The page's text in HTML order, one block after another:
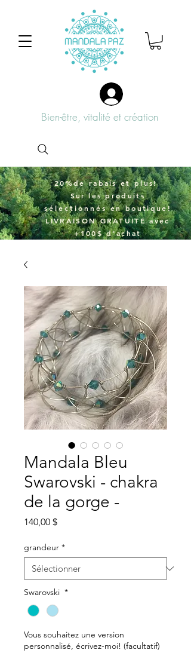
Bien-être, vitalité et création
20%de rabais et plus!
Surles produits
sélectionnésen boutique!
LIVRAISON GRATUITE avec
+100$ d'achat
Mandala Bleu
Swarovski - chakra
de la gorge -
140,00 $Prix
grandeur *
Swarovski *
Vous souhaitez une version
personnalisé, écrivez-moi! (facultatif)